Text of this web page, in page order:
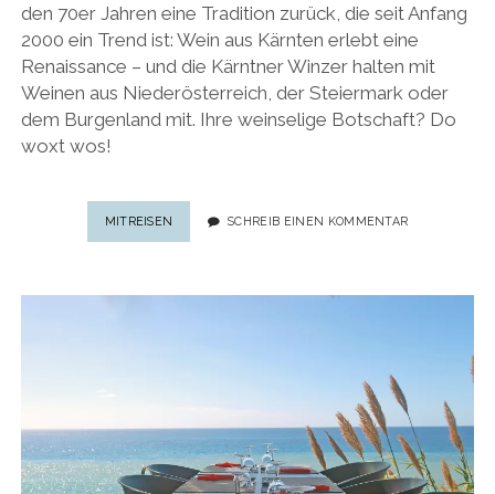
den 70er Jahren eine Tradition zurück, die seit Anfang
2000 ein Trend ist: Wein aus Kärnten erlebt eine
Renaissance – und die Kärntner Winzer halten mit
Weinen aus Niederösterreich, der Steiermark oder
dem Burgenland mit. Ihre weinselige Botschaft? Do
woxt wos!
MITREISEN
AUS
WEIN
GENIESSEN K
ANN
SCHREIB EINEN KOMMENTAR